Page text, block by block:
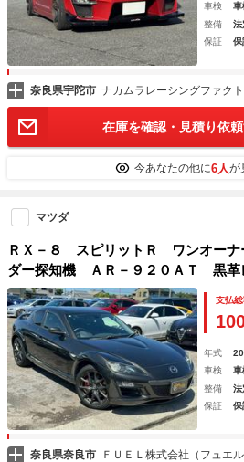
車検
車
整備
法
保証
保
奈良県宇陀市 ナカムラレーシングファク
在庫を確認・見積り依
今あなたの他に6人が
マツダ
ＲＸ－８ スピリットＲ ワンオー
ダー探知機 ＡＲ－９２０ＡＴ 黒
ーシート シートヒーター 純正ア
定車検点検整備 修復歴なし
支払
年式
車検
車
整備
法
保証
保
奈良県奈良市 ＦＵＥＬ株式会社（フュエル